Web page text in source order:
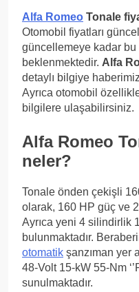
Alfa Romeo Tonale
Otomobil fiyatları
güncellemeye kadar bu
beklenmektedir. Alfa
detaylı bilgiye
Ayrıca otomobil
bilgilere ulaşabilirsiniz.
Alfa Romeo
neler?
Tonale önden çekişli
olarak, 160 HP güç ve
Ayrıca yeni 4 silindirlik
bulunmaktadır.
otomatik şanzıman yer
48-Volt 15-kW 55-Nm
sunulmaktadır.